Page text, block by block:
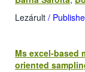
Lezárult /
Ms excel-based
oriented